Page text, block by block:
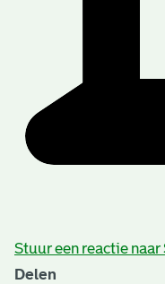
Stuur een reactie
Delen